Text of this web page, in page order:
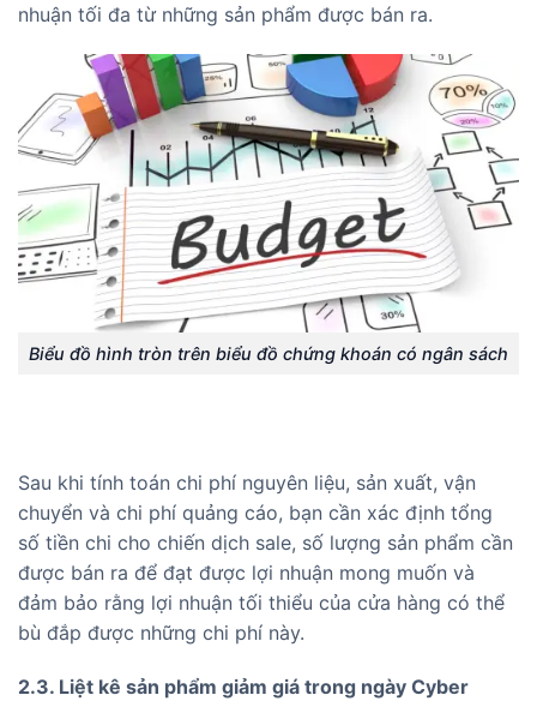
nhuận tối đa từ những sản phẩm được bán ra.
Biểu đồ hình tròn trên biểu đồ chứng khoán có ngân sách
Sau khi tính toán chi phí nguyên liệu, sản xuất, vận
chuyển và chi phí quảng cáo, bạn cần xác định tổng
số tiền chi cho chiến dịch sale, số lượng sản phẩm cần
được bán ra để đạt được lợi nhuận mong muốn và
đảm bảo rằng lợi nhuận tối thiểu của cửa hàng có thể
bù đắp được những chi phí này.
2.3. Liệt kê sản phẩm giảm giá trong ngày Cyber